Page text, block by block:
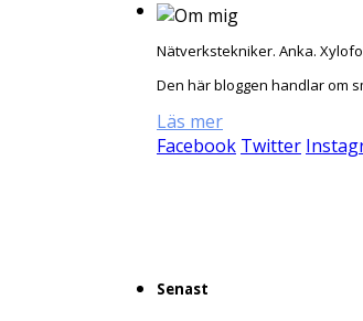
Nätverkstekniker. Anka.
Den här bloggen handlar om
Läs mer
Facebook Twitter
Senast